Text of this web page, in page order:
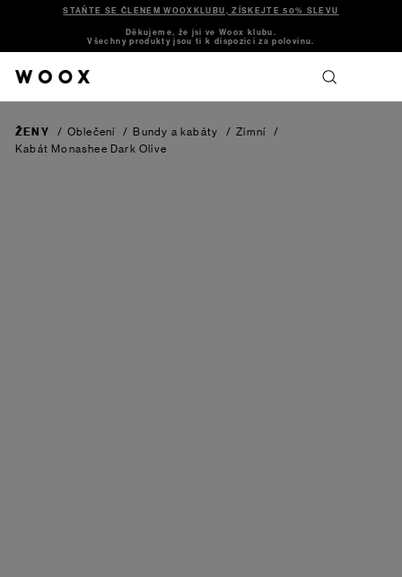
STAŇTE SE ČLENEM WOOXKLUBU, ZÍSKEJTE 50% SLEVU
Děkujeme, že jsi ve Woox klubu.
Všechny produkty jsou ti k dispozici za polovinu.
ŽENY / Oblečení / Bundy a kabáty / Zimní
/
Kabát Monashee Dark Olive